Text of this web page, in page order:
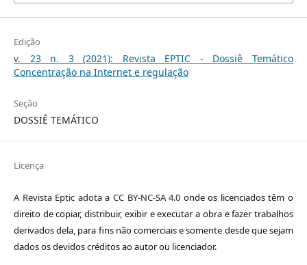
Edição
v. 23 n. 3 (2021): Revista EPTIC - Dossiê Temático
Concentração na Internet e regulação
Seção
DOSSIÊ TEMÁTICO
Licença
A Revista Eptic adota a CC BY-NC-SA 4.0 onde os licenciados têm o
direito de copiar, distribuir, exibir e executar a obra e fazer trabalhos
derivados dela, para fins não comerciais e somente desde que sejam
dados os devidos créditos ao autor ou licenciador.